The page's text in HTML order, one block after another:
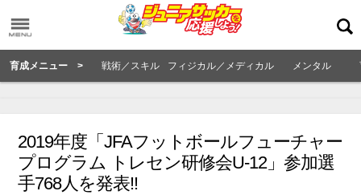
育成メニュー > 戦術／スキル フィジカル／メディカル メンタル
2019年度「JFAフットボールフューチャー
プログラム トレセン研修会U-12」参加選
手768人を発表!!